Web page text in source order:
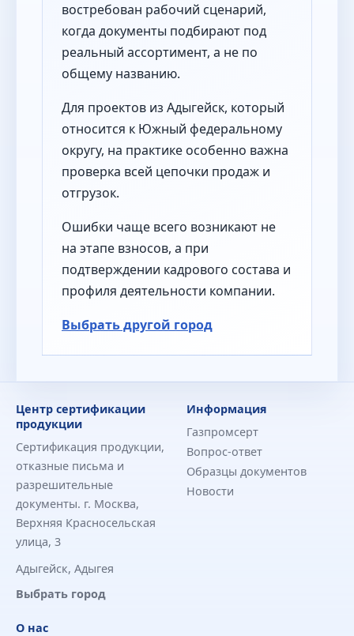
востребован рабочий сценарий,
когда документы подбирают под
реальный ассортимент, а не по
общему названию.
Для проектов из Адыгейск, который
относится к Южный федеральному
округу, на практике особенно важна
проверка всей цепочки продаж и
отгрузок.
Ошибки чаще всего возникают не
на этапе взносов, а при
подтверждении кадрового состава и
профиля деятельности компании.
Выбрать другой город
Центр сертификации
продукции
Сертификация продукции,
отказные письма и
разрешительные
документы. г. Москва,
Верхняя Красносельская
улица, 3
Адыгейск, Адыгея
Выбрать город
Информация
Газпромсерт
Вопрос-ответ
Образцы документов
Новости
О нас